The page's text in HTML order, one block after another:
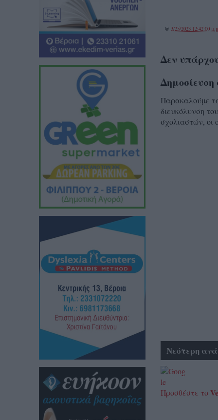
@ 3/25/2023 12:42:00
Δεν
Δημοσίευση
Παρακαλούμε
διευκόλυνση
σχολιαστών, οι
Νεότερη
Προσθέστε το